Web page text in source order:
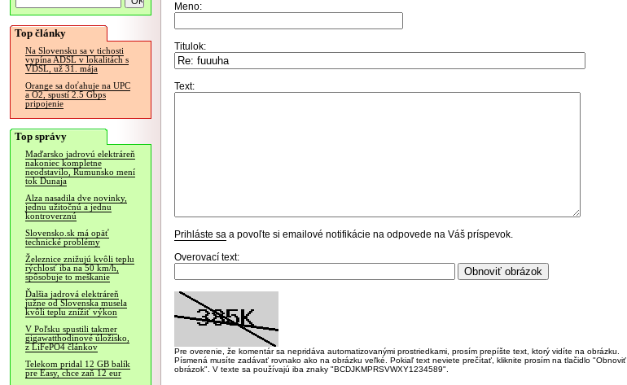
Top články
Na Slovensku sa v tichosti
vypína ADSL v lokalitách s
VDSL, už 31. mája
Orange sa doťahuje na UPC
a O2, spustí 2.5 Gbps
pripojenie
Top správy
Maďarsko jadrovú elektráreň
nakoniec kompletne
neodstavilo, Rumunsko mení
tok Dunaja
Alza nasadila dve novinky,
jednu užitočnú a jednu
kontroverznú
Slovensko.sk má opäť
technické problémy
Železnice znižujú kvôli teplu
rýchlosť iba na 50 km/h,
spôsobuje to meškanie
Ďalšia jadrová elektráreň
južne od Slovenska musela
kvôli teplu znížiť výkon
V Poľsku spustili takmer
gigawatthodinové úložisko,
z LiFePO4 článkov
Telekom pridal 12 GB balík
pre Easy, chce zaň 12 eur
Meno:
Titulok:
Text:
Prihláste sa a povoľte si emailové notifikácie na odpovede na Váš príspevok.
Overovací text:
Pre overenie, že komentár sa nepridáva automatizovanými prostriedkami, prosím prepíšte text, ktorý vidíte na obrázku.
Písmená musíte zadávať rovnako ako na obrázku veľké. Pokiaľ text neviete prečítať, kliknite prosím na tlačidlo "Obnoviť
obrázok". V texte sa používajú iba znaky "BCDJKMPRSVWXY1234589".